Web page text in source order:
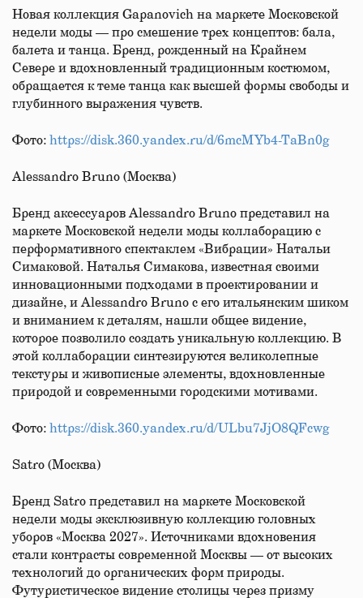
Новая коллекция Gapanovich на маркете Московской
недели моды — про смешение трех концептов: бала,
балета и танца. Бренд, рожденный на Крайнем
Севере и вдохновленный традиционным костюмом,
обращается к теме танца как высшей формы свободы и
глубинного выражения чувств.
Фото: https://disk.360.yandex.ru/d/6mcMYb4-TaBn0g
Alessandro Bruno (Москва)
Бренд аксессуаров Alessandro Bruno представил на
маркете Московской недели моды коллаборацию с
перформативного спектаклем «Вибрации» Натальи
Симаковой. Наталья Симакова, известная своими
инновационными подходами в проектировании и
дизайне, и Alessandro Bruno с его итальянским шиком
и вниманием к деталям, нашли общее видение,
которое позволило создать уникальную коллекцию. В
этой коллаборации синтезируются великолепные
текстуры и живописные элементы, вдохновленные
природой и современными городскими мотивами.
Фото: https://disk.360.yandex.ru/d/ULbu7JjO8QFcwg
Satro (Москва)
Бренд Satro представил на маркете Московской
недели моды эксклюзивную коллекцию головных
уборов «Москва 2027». Источниками вдохновения
стали контрасты современной Москвы — от высоких
технологий до органических форм природы.
Футуристическое видение столицы через призму